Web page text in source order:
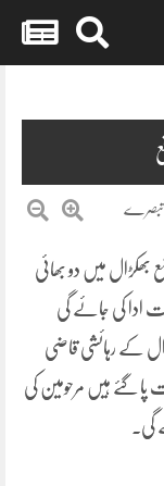
میں دو بھائی
ادا کی جائے گی
کے رہائشی قاضی
پا گئے ہیں مرحومین کی